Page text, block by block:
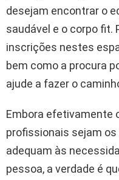
desejam encontrar o
saudável e o corpo fit.
inscrições nestes
bem como a procura
ajude a fazer o
Embora efetivamente
profissionais sejam
adequam às
pessoa, a verdade é